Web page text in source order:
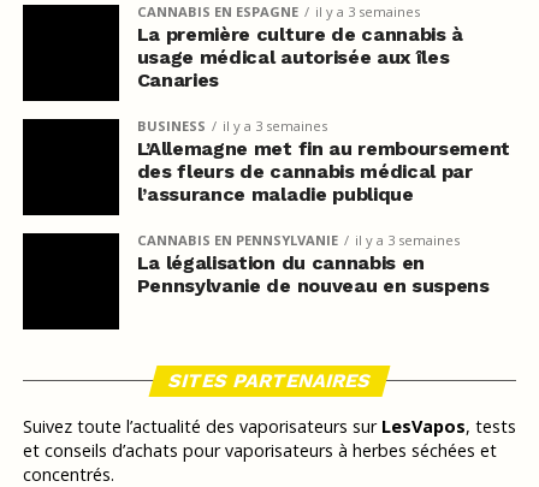
CANNABIS EN ESPAGNE il y a 3 semaines
La première culture de cannabis à
usage médical autorisée aux îles
Canaries
BUSINESS il y a 3 semaines
L’Allemagne met fin au remboursement
des fleurs de cannabis médical par
l’assurance maladie publique
CANNABIS EN PENNSYLVANIE il y a 3 semaines
La légalisation du cannabis en
Pennsylvanie de nouveau en suspens
SITES PARTENAIRES
Suivez toute l’actualité des vaporisateurs sur LesVapos, tests
et conseils d’achats pour vaporisateurs à herbes séchées et
concentrés.